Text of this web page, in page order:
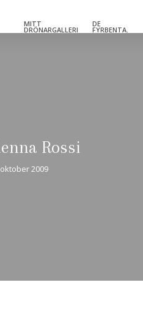
MITT
DRÖNARGALLERI
DE
FYRBENTA.
Rossi
2009